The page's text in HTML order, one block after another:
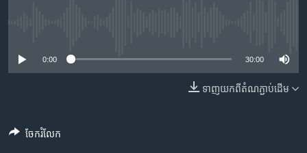
រំលង​
កាន់​
0:00 30:00
ទាញ​យក​ពី​តំណភ្ជាប់​ដើម
ចែករំលែក